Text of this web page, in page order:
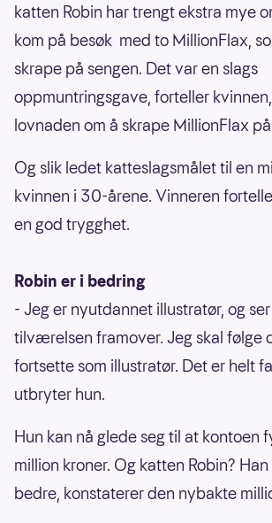
katten Robin har trengt ekstra mye
kom på besøk med to MillionFlax,
skrape på sengen. Det var en slags
oppmuntringsgave, forteller
lovnaden om å skrape MillionFlax
Og slik ledet katteslagsmålet til en
kvinnen i 30-årene. Vinneren
en god trygghet.
Robin er i bedring
- Jeg er nyutdannet illustratør, og
tilværelsen framover. Jeg skal følge
fortsette som illustratør. Det er helt
utbryter hun.
Hun kan nå glede seg til at kontoen
million kroner. Og katten Robin?
bedre, konstaterer den nybakte